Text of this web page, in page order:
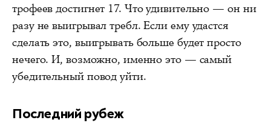
трофеев достигнет 17. Что удивительно — он ни
разу не выигрывал требл. Если ему удастся
сделать это, выигрывать больше будет просто
нечего. И, возможно, именно это — самый
убедительный повод уйти.
Последний рубеж